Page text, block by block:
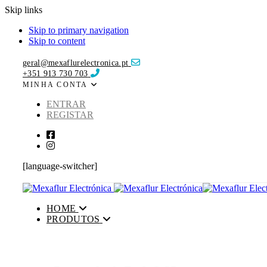
Skip links
Skip to primary navigation
Skip to content
geral@mexaflurelectronica.pt
+351 913 730 703
MINHA CONTA
ENTRAR
REGISTAR
[language-switcher]
HOME
PRODUTOS